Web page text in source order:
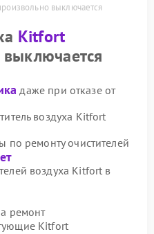
выключается
Kitfort
даже при отказе от
воздуха Kitfort
по ремонту очистителей
воздуха Kitfort в
ремонт
Kitfort